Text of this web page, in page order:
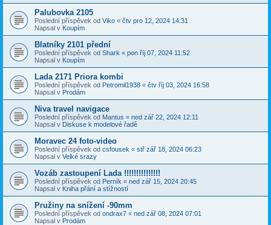
Palubovka 2105
Poslední příspěvek od Viko « čtv pro 12, 2024 14:31
Napsal v Koupím
Blatníky 2101 přední
Poslední příspěvek od Shark « pon říj 07, 2024 11:52
Napsal v Koupím
Lada 2171 Priora kombi
Poslední příspěvek od Petromil1938 « čtv říj 03, 2024 16:58
Napsal v Prodám
Niva travel navigace
Poslední příspěvek od Mantus « ned zář 22, 2024 12:11
Napsal v Diskuse k modelové řadě
Moravec 24 foto-video
Poslední příspěvek od csfousek « stř zář 18, 2024 06:23
Napsal v Velké srazy
Vozáb zastoupení Lada !!!!!!!!!!!!!!!
Poslední příspěvek od Perník « ned zář 15, 2024 20:45
Napsal v Kniha přání a stížností
Pružiny na snížení -90mm
Poslední příspěvek od ondrax7 « ned zář 08, 2024 07:01
Napsal v Prodám